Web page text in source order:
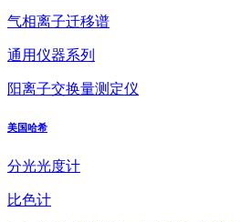
气相离子迁移谱
通用仪器系列
阳离子交换量测定仪
美国哈希
分光光度计
比色计